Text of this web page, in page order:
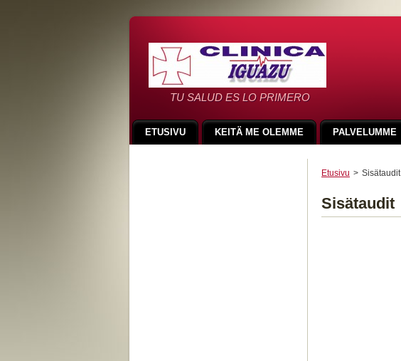
TU SALUD ES LO PRIMERO
Etusivu > Sisätaudit
Sisätaudit
ETUSIVU KEITÄ ME OLEMME PALVELUMME